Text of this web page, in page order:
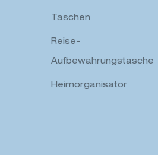
Taschen
Reise-
Aufbewahrungstasche
Heimorganisator